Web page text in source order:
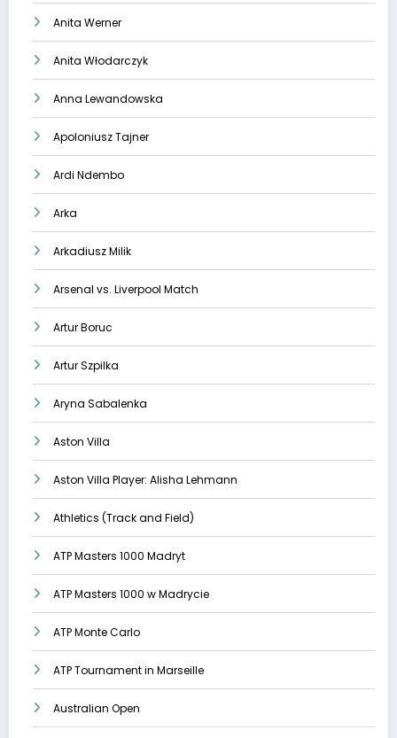
Anita Werner
Anita Włodarczyk
Anna Lewandowska
Apoloniusz Tajner
Ardi Ndembo
Arka
Arkadiusz Milik
Arsenal vs. Liverpool Match
Artur Boruc
Artur Szpilka
Aryna Sabalenka
Aston Villa
Aston Villa Player: Alisha Lehmann
Athletics (Track and Field)
ATP Masters 1000 Madryt
ATP Masters 1000 w Madrycie
ATP Monte Carlo
ATP Tournament in Marseille
Australian Open